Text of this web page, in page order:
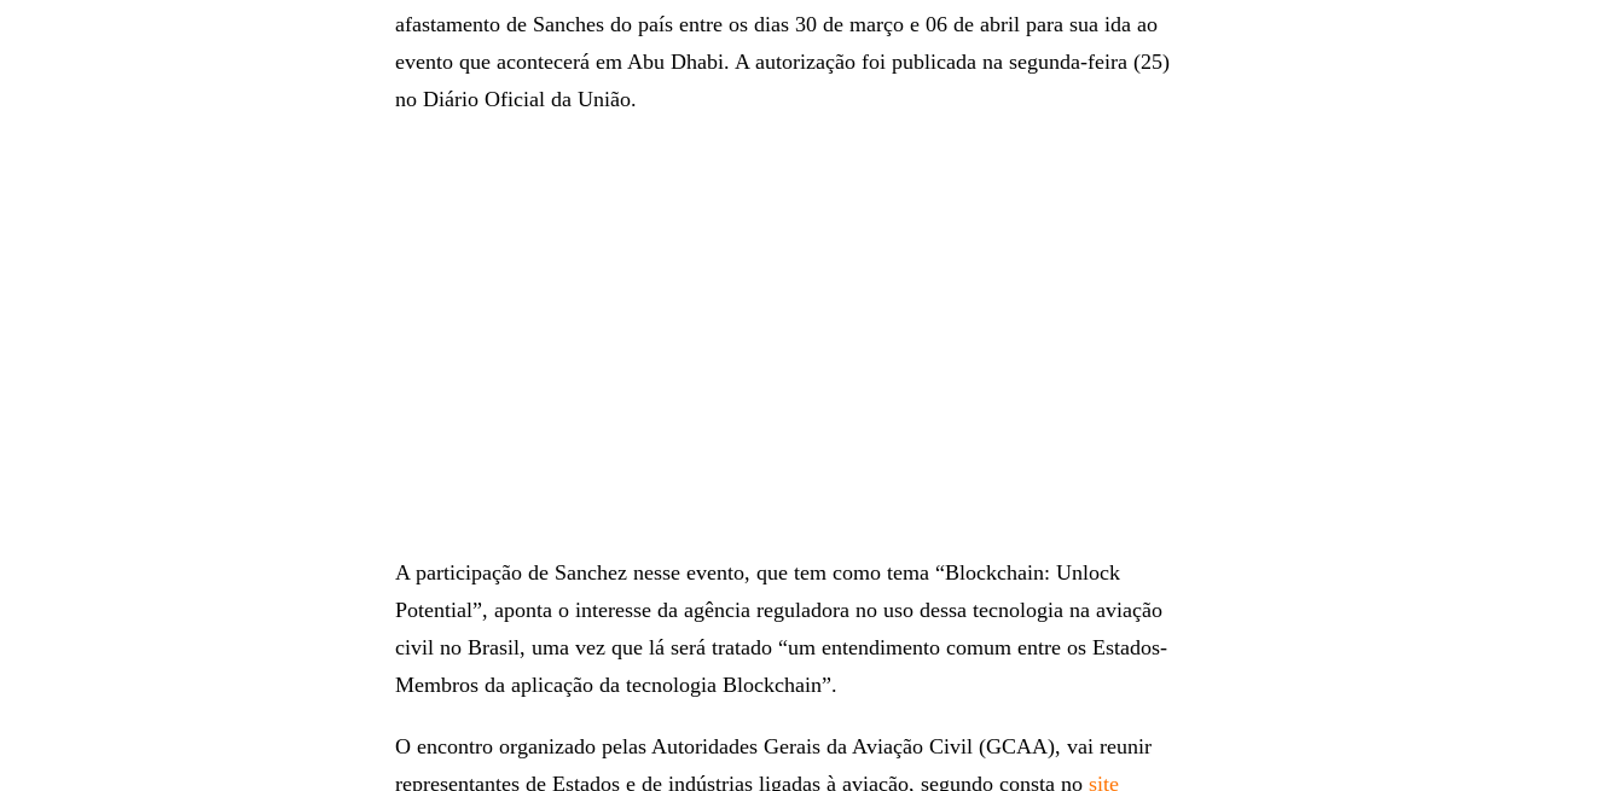
afastamento de Sanches do país entre os dias 30 de março e 06 de abril para sua ida ao
evento que acontecerá em Abu Dhabi. A autorização foi publicada na segunda-feira (25)
no Diário Oficial da União.
A participação de Sanchez nesse evento, que tem como tema “Blockchain: Unlock
Potential”, aponta o interesse da agência reguladora no uso dessa tecnologia na aviação
civil no Brasil, uma vez que lá será tratado “um entendimento comum entre os Estados-
Membros da aplicação da tecnologia Blockchain”.
O encontro organizado pelas Autoridades Gerais da Aviação Civil (GCAA), vai reunir
representantes de Estados e de indústrias ligadas à aviação, segundo consta nosite